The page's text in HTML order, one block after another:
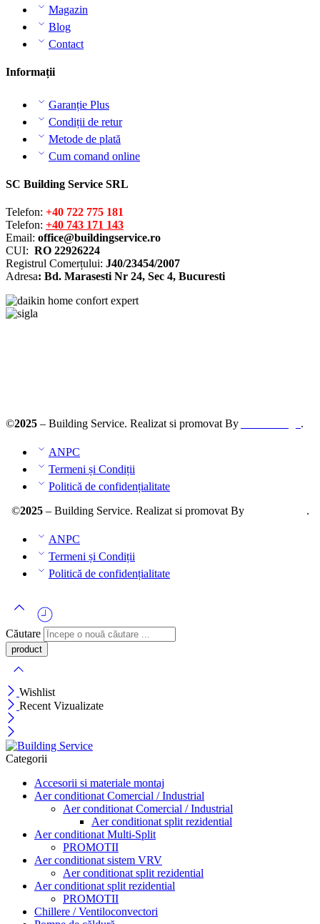
Magazin
Blog
Contact
Informații
Garanție Plus
Condiții de retur
Metode de plată
Cum comand online
SC Building Service SRL
Telefon: +40 722 775 181
Telefon: +40 743 171 143
Email: office@buildingservice.ro
CUI: RO 22926224
Registrul Comerțului: J40/23454/2007
Adresa: Bd. Marasesti Nr 24, Sec 4, Bucuresti
©2025 – Building Service. Realizat si promovat By .
ANPC
Termeni și Condiții
Politică de confidențialitate
©2025– Building Service. Realizat si promovat By .
ANPC
Termeni și Condiții
Politică de confidențialitate
Căutare
Wishlist
Recent Vizualizate
Categorii
Accesorii si materiale montaj
Aer conditionat Comercial / Industrial
Aer conditionat Comercial / Industrial
Aer conditionat split rezidential
Aer conditionat Multi-Split
PROMOTII
Aer conditionat sistem VRV
Aer conditionat split rezidential
Aer conditionat split rezidential
PROMOTII
Chillere / Ventiloconvectori